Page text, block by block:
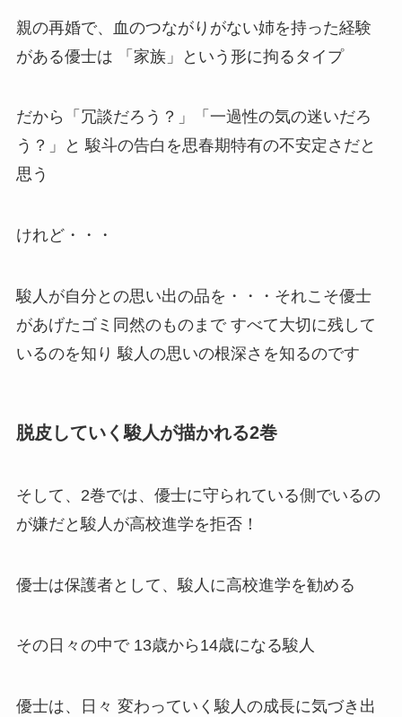
親の再婚で、血のつながりがない姉を持った経験
がある優士は 「家族」という形に拘るタイプ
だから「冗談だろう？」「一過性の気の迷いだろ
う？」と 駿斗の告白を思春期特有の不安定さだと
思う
けれど・・・
駿人が自分との思い出の品を・・・それこそ優士
があげたゴミ同然のものまで すべて大切に残して
いるのを知り 駿人の思いの根深さを知るのです
脱皮していく駿人が描かれる2巻
そして、2巻では、優士に守られている側でいるの
が嫌だと駿人が高校進学を拒否！
優士は保護者として、駿人に高校進学を勧める
その日々の中で 13歳から14歳になる駿人
優士は、日々 変わっていく駿人の成長に気づき出